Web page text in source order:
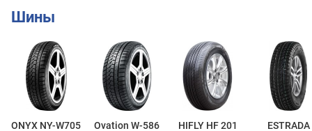
Шины
ONYX NY-W705
Ovation W-586
HIFLY HF 201
ESTRADA